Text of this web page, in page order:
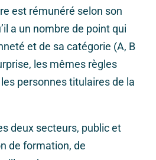
est rémunéré selon son
a un nombre de point qui
et de sa catégorie (A, B
les mêmes règles
personnes titulaires de la
deux secteurs, public et
de formation, de